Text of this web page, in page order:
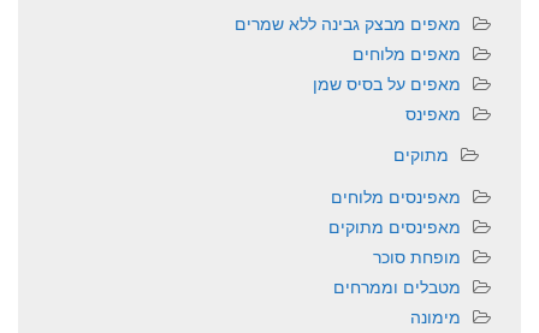
מאפים מבצק גבינה ללא שמרים
מאפים מלוחים
מאפים על בסיס שמן
מאפינס
מתוקים
מאפינסים מלוחים
מאפינסים מתוקים
מופחת סוכר
מטבלים וממרחים
מימונה